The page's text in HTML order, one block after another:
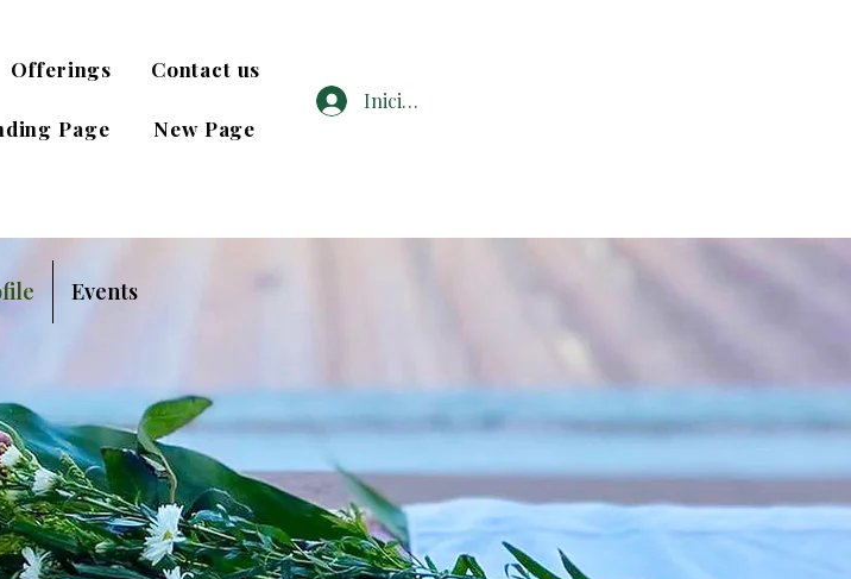
Offerings Contact us
Page New Page
Iniciar sesión
Events